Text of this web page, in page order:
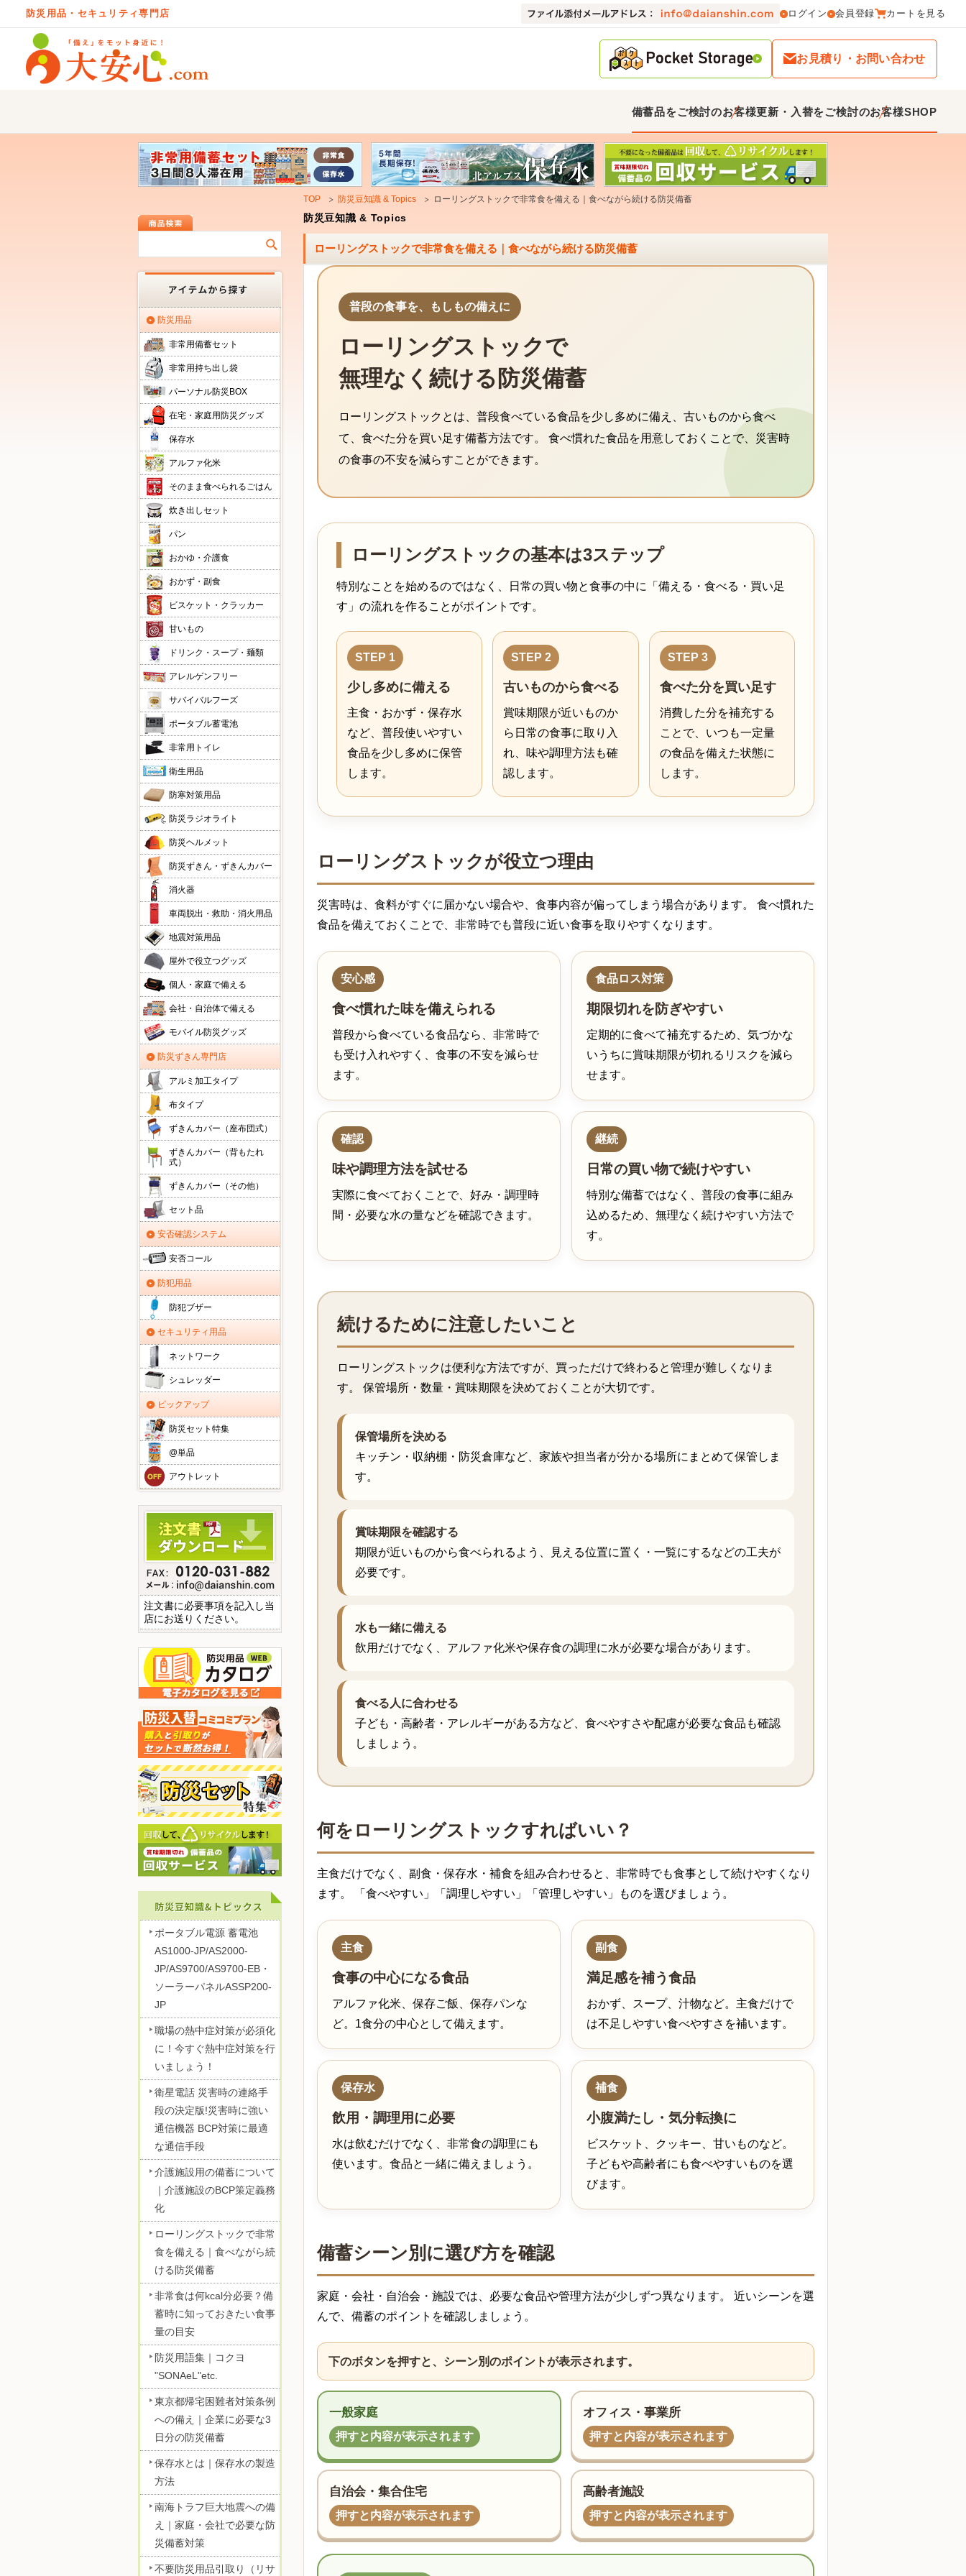
防災用品・セキュリティ専門店 ログイン 会員登録 カートを見る
お見積り・お問い合わせ
備蓄品をご検討のお客様更新・入替をご検討のお客様SHOP
TOP 防災豆知識 & Topics ローリングストックで非常食を備える｜食べながら続ける防災備蓄
防災豆知識 & Topics
ローリングストックで非常食を備える｜食べながら続ける防災備蓄
普段の食事を、もしもの備えに
ローリングストックで
無理なく続ける防災備蓄
ローリングストックとは、普段食べている食品を少し多めに備え、古いものから食べ
て、食べた分を買い足す備蓄方法です。 食べ慣れた食品を用意しておくことで、災害時
の食事の不安を減らすことができます。
ローリングストックの基本は3ステップ
特別なことを始めるのではなく、日常の買い物と食事の中に「備える・食べる・買い足
す」の流れを作ることがポイントです。
STEP 1
少し多めに備える
主食・おかず・保存水
など、普段使いやすい
食品を少し多めに保管
します。
STEP 2
古いものから食べる
賞味期限が近いものか
ら日常の食事に取り入
れ、味や調理方法も確
認します。
STEP 3
食べた分を買い足す
消費した分を補充する
ことで、いつも一定量
の食品を備えた状態に
します。
ローリングストックが役立つ理由
災害時は、食料がすぐに届かない場合や、食事内容が偏ってしまう場合があります。 食べ慣れた
食品を備えておくことで、非常時でも普段に近い食事を取りやすくなります。
安心感
食べ慣れた味を備えられる
普段から食べている食品なら、非常時で
も受け入れやすく、食事の不安を減らせ
ます。
食品ロス対策
期限切れを防ぎやすい
定期的に食べて補充するため、気づかな
いうちに賞味期限が切れるリスクを減ら
せます。
確認
味や調理方法を試せる
実際に食べておくことで、好み・調理時
間・必要な水の量などを確認できます。
継続
日常の買い物で続けやすい
特別な備蓄ではなく、普段の食事に組み
込めるため、無理なく続けやすい方法で
す。
続けるために注意したいこと
ローリングストックは便利な方法ですが、買っただけで終わると管理が難しくなりま
す。 保管場所・数量・賞味期限を決めておくことが大切です。
保管場所を決める
キッチン・収納棚・防災倉庫など、家族や担当者が分かる場所にまとめて保管しま
す。
賞味期限を確認する
期限が近いものから食べられるよう、見える位置に置く・一覧にするなどの工夫が
必要です。
水も一緒に備える
飲用だけでなく、アルファ化米や保存食の調理に水が必要な場合があります。
食べる人に合わせる
子ども・高齢者・アレルギーがある方など、食べやすさや配慮が必要な食品も確認
しましょう。
何をローリングストックすればいい？
主食だけでなく、副食・保存水・補食を組み合わせると、非常時でも食事として続けやすくなり
ます。 「食べやすい」「調理しやすい」「管理しやすい」ものを選びましょう。
主食
食事の中心になる食品
アルファ化米、保存ご飯、保存パンな
ど。1食分の中心として備えます。
副食
満足感を補う食品
おかず、スープ、汁物など。主食だけで
は不足しやすい食べやすさを補います。
保存水
飲用・調理用に必要
水は飲むだけでなく、非常食の調理にも
使います。食品と一緒に備えましょう。
補食
小腹満たし・気分転換に
ビスケット、クッキー、甘いものなど。
子どもや高齢者にも食べやすいものを選
びます。
備蓄シーン別に選び方を確認
家庭・会社・自治会・施設では、必要な食品や管理方法が少しずつ異なります。 近いシーンを選
んで、備蓄のポイントを確認しましょう。
下のボタンを押すと、シーン別のポイントが表示されます。
一般家庭
押すと内容が表示されます
オフィス・事業所
押すと内容が表示されます
自治会・集合住宅
押すと内容が表示されます
高齢者施設
押すと内容が表示されます
防災用品
非常用備蓄セット
非常用持ち出し袋
パーソナル防災BOX
在宅・家庭用防災グッズ
保存水
アルファ化米
そのまま食べられるごはん
炊き出しセット
パン
おかゆ・介護食
おかず・副食
ビスケット・クラッカー
甘いもの
ドリンク・スープ・麺類
アレルゲンフリー
サバイバルフーズ
ポータブル蓄電池
非常用トイレ
衛生用品
防寒対策用品
防災ラジオライト
防災ヘルメット
防災ずきん・ずきんカバー
消火器
車両脱出・救助・消火用品
地震対策用品
屋外で役立つグッズ
個人・家庭で備える
会社・自治体で備える
モバイル防災グッズ
防災ずきん専門店
アルミ加工タイプ
布タイプ
ずきんカバー（座布団式）
ずきんカバー（背もたれ
式）
ずきんカバー（その他）
セット品
安否確認システム
安否コール
防犯用品
防犯ブザー
セキュリティ用品
ネットワーク
シュレッダー
ピックアップ
防災セット特集
@単品
アウトレット
注文書に必要事項を記入し当
店にお送りください。
ポータブル電源 蓄電池
AS1000-JP/AS2000-
JP/AS9700/AS9700-EB・
ソーラーパネルASSP200-
JP
職場の熱中症対策が必須化
に！今すぐ熱中症対策を行
いましょう！
衛星電話 災害時の連絡手
段の決定版!災害時に強い
通信機器 BCP対策に最適
な通信手段
介護施設用の備蓄について
｜介護施設のBCP策定義務
化
ローリングストックで非常
食を備える｜食べながら続
ける防災備蓄
非常食は何kcal分必要？備
蓄時に知っておきたい食事
量の目安
防災用語集｜コクヨ
"SONAeL"etc.
東京都帰宅困難者対策条例
への備え｜企業に必要な3
日分の防災備蓄
保存水とは｜保存水の製造
方法
南海トラフ巨大地震への備
え｜家庭・会社で必要な防
災備蓄対策
不要防災用品引取り（リサ